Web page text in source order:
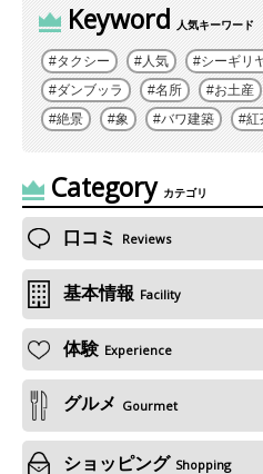
Keyword 人気キーワード
タクシー 人気 シーギリ
ダンブッラ
名所 お土産
絶景
象 バワ建築 紅
Category カテゴリ
口コミ Reviews
基本情報 Facility
体験 Experience
グルメ Gourmet
ショッピング Shopping